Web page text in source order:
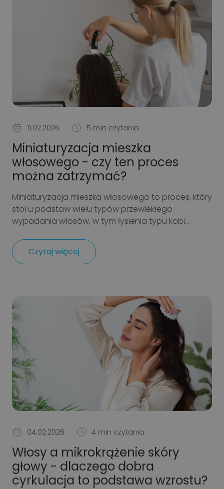
11.02.2026 5 min czytania
Miniaturyzacja mieszka
włosowego - czy ten proces
można zatrzymać?
Miniaturyzacja mieszka włosowego to proces, który
stoi u podstaw wielu typów przewlekłego
wypadania włosów, w tym łysienia typu kobi...
Czytaj więcej
04.02.2026 4 min czytania
Włosy a mikrokrążenie skóry
głowy - dlaczego dobra
cyrkulacja to podstawa wzrostu?